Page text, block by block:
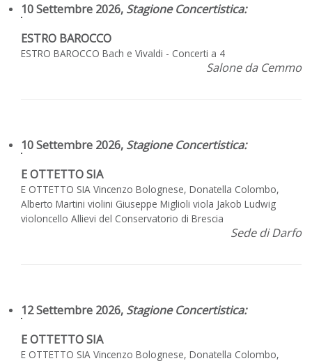
10 Settembre 2026, Stagione Concertistica:
ESTRO BAROCCO
ESTRO BAROCCO Bach e Vivaldi - Concerti a 4
Salone da Cemmo
10 Settembre 2026, Stagione Concertistica:
E OTTETTO SIA
E OTTETTO SIA Vincenzo Bolognese, Donatella Colombo,
Alberto Martini violini Giuseppe Miglioli viola Jakob Ludwig
violoncello Allievi del Conservatorio di Brescia
Sede di Darfo
12 Settembre 2026, Stagione Concertistica:
E OTTETTO SIA
E OTTETTO SIA Vincenzo Bolognese, Donatella Colombo,